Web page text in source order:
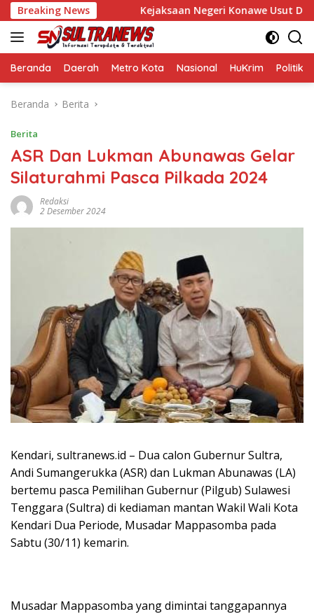
Langsung
ke
konten
Breaking News
Bupati Kejaksaan Negeri Konawe Usut Dugaan
Beranda Daerah Metro Kota Nasional HuKrim Politik
Beranda Berita
Berita
ASR Dan Lukman Abunawas Gelar
Silaturahmi Pasca Pilkada 2024
Redaksi
2 Desember 2024
Kendari, sultranews.id – Dua calon Gubernur Sultra,
Andi Sumangerukka (ASR) dan Lukman Abunawas (LA)
bertemu pasca Pemilihan Gubernur (Pilgub) Sulawesi
Tenggara (Sultra) di kediaman mantan Wakil Wali Kota
Kendari Dua Periode, Musadar Mappasomba pada
Sabtu (30/11) kemarin.
Musadar Mappasomba yang dimintai tanggapannya